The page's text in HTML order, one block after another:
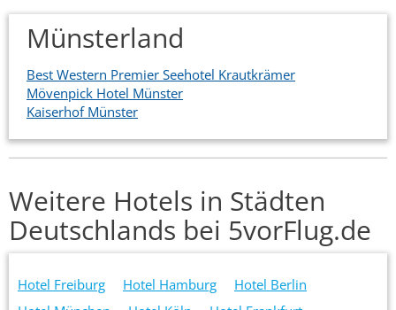
Münsterland
Best Western Premier Seehotel Krautkrämer
Mövenpick Hotel Münster
Kaiserhof Münster
Weitere Hotels in Städten
Deutschlands bei 5vorFlug.de
Hotel Freiburg Hotel Hamburg
Hotel Berlin